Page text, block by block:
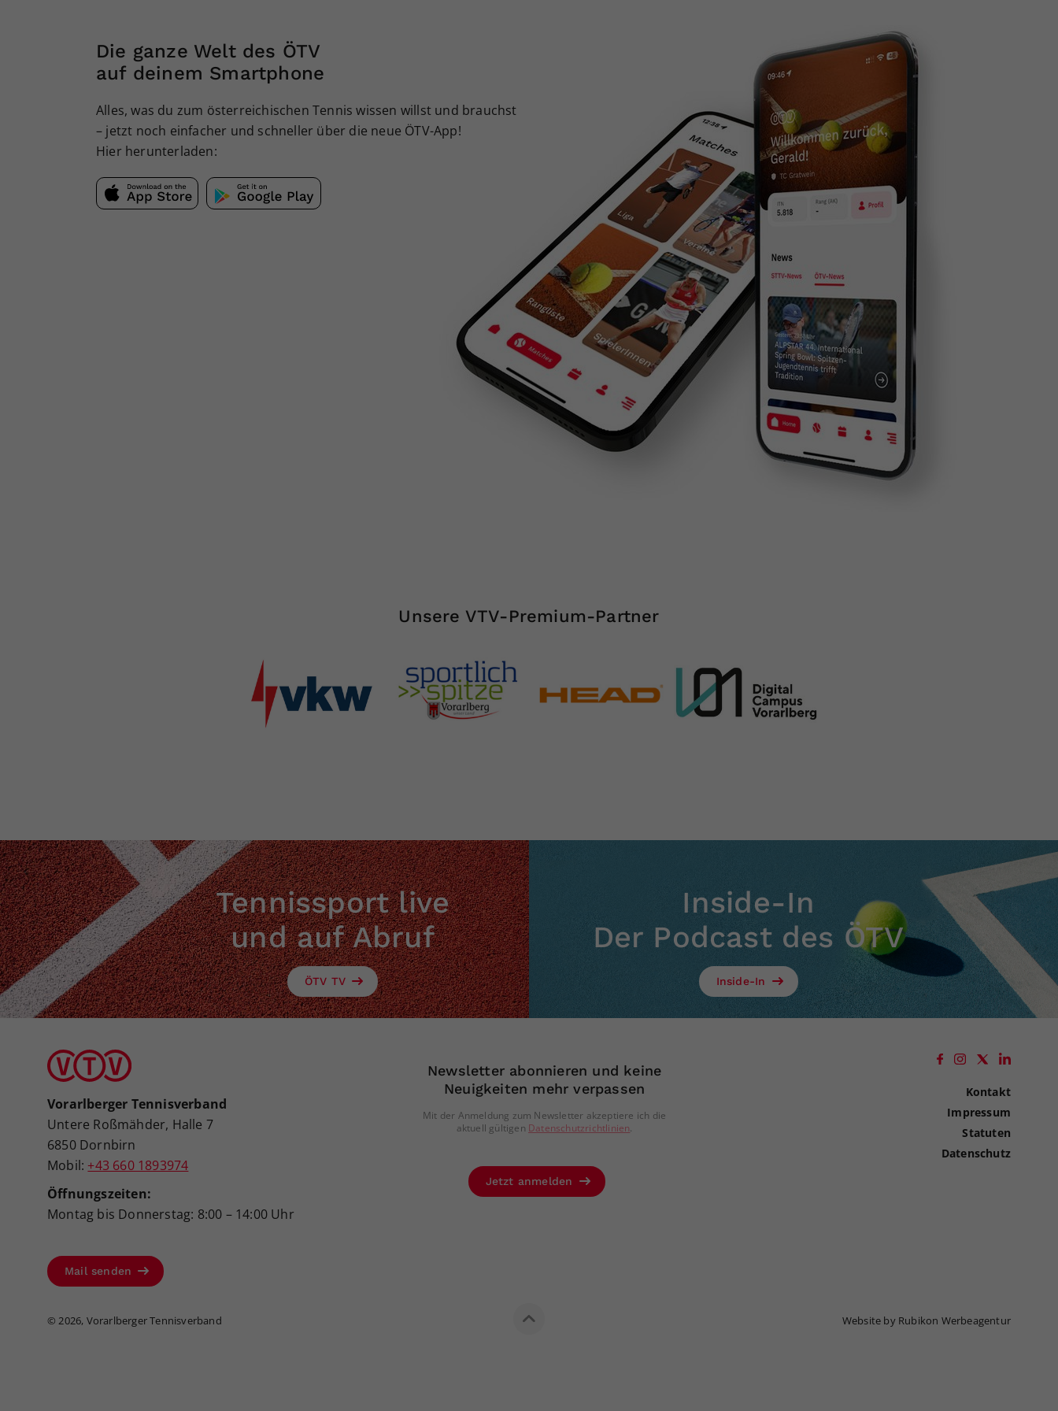
Die ganze Welt des ÖTV
auf deinem Smartphone
Alles, was du zum österreichischen Tennis wissen willst und brauchst
– jetzt noch einfacher und schneller über die neue ÖTV-App!
Hier herunterladen:
Unsere VTV-Premium-Partner
Tennissport live
und auf Abruf
ÖTV TV
Inside-In
Der Podcast des ÖTV
Inside-In
Vorarlberger Tennisverband
Untere Roßmähder, Halle 7
6850 Dornbirn
Mobil: +43 660 1893974
Öffnungszeiten:
Montag bis Donnerstag: 8:00 – 14:00 Uhr
Mail senden
Newsletter abonnieren und keine
Neuigkeiten mehr verpassen
Mit der Anmeldung zum Newsletter akzeptiere ich die
aktuell gültigen Datenschutzrichtlinien.
Jetzt anmelden
Kontakt
Impressum
Statuten
Datenschutz
©2026, Vorarlberger Tennisverband Website by Rubikon Werbeagentur